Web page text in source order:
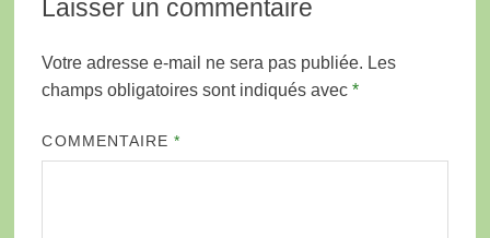
Laisser un commentaire
Votre adresse e-mail ne sera pas publiée. Les
champs obligatoires sont indiqués avec*
COMMENTAIRE*